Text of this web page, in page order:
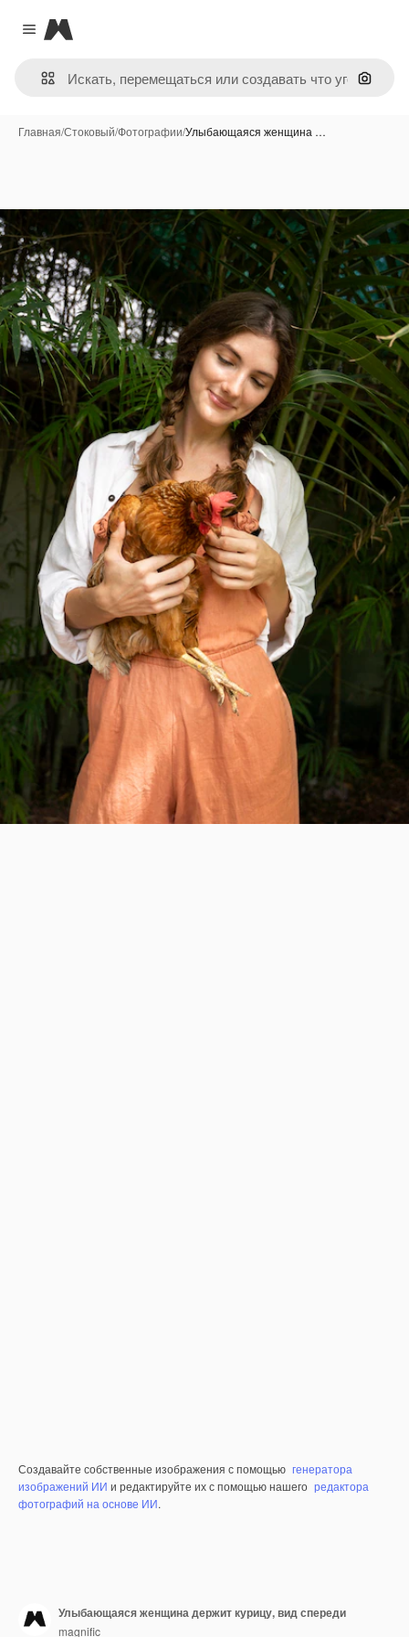
Close menu
Magnific
Поиск
Главная/Стоковый/Фотографии/Улыбающаяся женщина …
Создавайте собственные изображения с помощью генератора
изображений ИИ и редактируйте их с помощью нашего редактора
фотографий на основе ИИ.
Улыбающаяся женщина держит курицу, вид спереди
magnific